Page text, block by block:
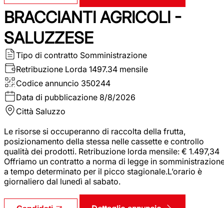
BRACCIANTI AGRICOLI -
SALUZZESE
Tipo di contratto Somministrazione
Retribuzione Lorda 1497.34 mensile
Codice annuncio 350244
Data di pubblicazione 8/8/2026
Città Saluzzo
Le risorse si occuperanno di raccolta della frutta,
posizionamento della stessa nelle cassette e controllo
qualità dei prodotti. Retribuzione lorda mensile: € 1.497,34
Offriamo un contratto a norma di legge in
a tempo determinato per il picco stagionale.L’orario è
giornaliero dal lunedì al sabato.